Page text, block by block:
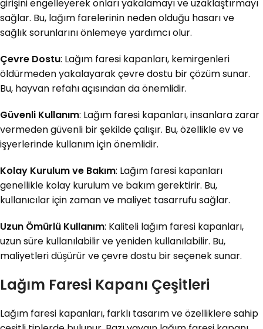
girişini engelleyerek onları yakalamayı ve uzaklaştırmayı
sağlar. Bu, lağım farelerinin neden olduğu hasarı ve
sağlık sorunlarını önlemeye yardımcı olur.
Çevre Dostu: Lağım faresi kapanları, kemirgenleri
öldürmeden yakalayarak çevre dostu bir çözüm sunar.
Bu, hayvan refahı açısından da önemlidir.
Güvenli Kullanım: Lağım faresi kapanları, insanlara zarar
vermeden güvenli bir şekilde çalışır. Bu, özellikle ev ve
işyerlerinde kullanım için önemlidir.
Kolay Kurulum ve Bakım: Lağım faresi kapanları
genellikle kolay kurulum ve bakım gerektirir. Bu,
kullanıcılar için zaman ve maliyet tasarrufu sağlar.
Uzun Ömürlü Kullanım: Kaliteli lağım faresi kapanları,
uzun süre kullanılabilir ve yeniden kullanılabilir. Bu,
maliyetleri düşürür ve çevre dostu bir seçenek sunar.
Lağım Faresi Kapanı Çeşitleri
Lağım faresi kapanları, farklı tasarım ve özelliklere sahip